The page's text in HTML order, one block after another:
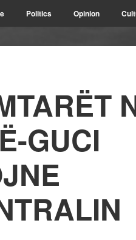
Politics Opinion
GUCI